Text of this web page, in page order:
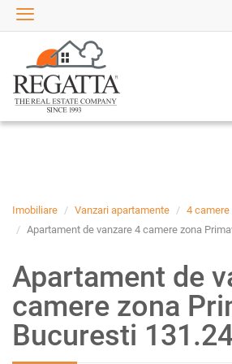
Imobiliare Vanzari apartamente 4 camere
Apartament de vanzare 4 camere zona
Apartament de
camere zona
Bucuresti
VANZARE
APARTAMENTE DE
VANZARE
APARTAMENTE NOI DE
VANZARE
SPATII INDUSTRIALE DE
TERENURI DE VANZARE
INCHIRIERE
APARTAMENTE DE
INCHIRIAT